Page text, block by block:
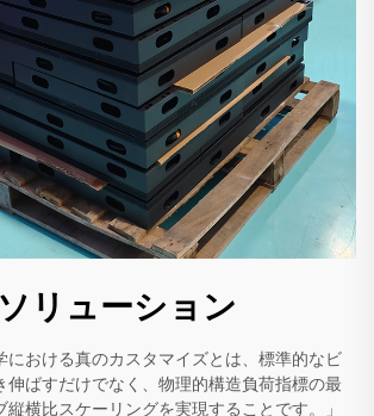
リューション
における真のカスタマイズとは、標準的なビ
伸ばすだけでなく、物理的構造負荷指標の最
横比スケーリングを実現することです。」